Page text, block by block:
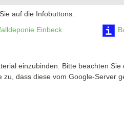
auf die Infobuttons.
Einbeck
einzubinden. Bitte beachten
dass diese vom Google-Server